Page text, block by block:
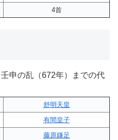
4首
申の乱（672年）までの代
舒明天皇
有間皇子
藤原鎌足